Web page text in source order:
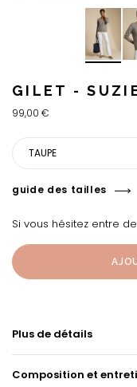
GILET -
99,00 €
TAUPE
guide des tailles
Si vous hésitez entre
Plus de détails
Composition et